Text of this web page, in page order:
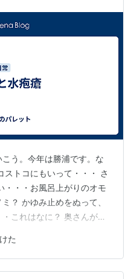
う。今年は勝浦です。な
ストコにもいって・・・ さ
・・・お風呂上がりのオモ
？ かゆみ止めをぬって、
これはなに？ 奥さんが検
潜伏期間を過ぎて発症して
遅い。小児科を受診して飲
ワクチン接種を調べると
た